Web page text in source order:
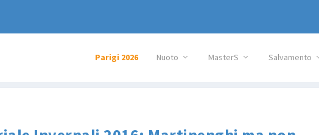
Parigi 2026 Nuoto MasterS Salvamento